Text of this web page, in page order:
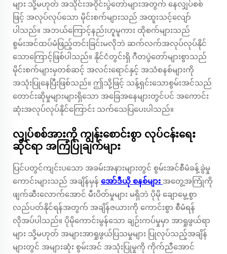
များ သို့မဟုတ် အသိုင်းအဝိုင်းပွဲတော်များအတွက် နေလျှပ်စစ်
ဖြင့် အလုပ်လုပ်သော မိုင်းစက်များသည် အထူးသင့်လျော်
ပါသည်။ အဘယ်ကြောင့်နည်းဟူမူကား ထိုစက်များသည်
စွမ်းအင်ထပ်မံဖြည့်တင်းခြင်းမလိုဘဲ ဆက်လက်အလုပ်လုပ်နိုင်
သောကြောင့်ဖြစ်ပါသည်။ နိုင်ငံတွင်းရှိ ဂီတပွဲတော်များစွာသည်
မိုင်းစက်များမှတစ်ဆင့် အလင်းရောင်နှင့် အသံစနစ်များကို
အသုံးပြုနေပြီးဖြစ်သည်။ ဤသို့ဖြင့် သန့်ရှင်းသောစွမ်းအင်သည်
တောင်းဆိုမှုများများရှိသော အခြေအနေများတွင်ပင် အကောင်း
ဆုံးအလုပ်လုပ်နိုင်ကြောင်း သက်သေပြပေးပါသည်။
လျှပ်စစ်အားကို ကျွန်းစောင်းစွာ လုပ်ငန်းရေး
ဆိုင်ရာ အကြံပြုချက်များ
ပြင်ပတွင်ကျင်းပသော အခမ်းအနားများတွင် စွမ်းအင်စီမံခန့်ခွဲမှု
ကောင်းများသည် အချိန်မှန် အော်ဒီယို စနစ်များ အတွေ့အကြုံကို
ဖျက်ဆီးလောက်အောင် မီးပိတ်မှုများ မရှိဘဲ ပိုမို ချောမွေ့စွာ
လည်ပတ်နိုင်ရန်အတွက် အချိန်ဇယားကို ကောင်းစွာ စီမံရန်
လိုအပ်ပါသည်။ ပိုမိုကောင်းမွန်သော ချဉ်းကပ်မှုမှာ အာရှုဖွယ်ရာ
များ သို့မဟုတ် အများအာရှုဖွယ်ပြသမှုများ ပြုလုပ်သည့်အချိန်
များတွင် အများဆုံး စွမ်းအင် အသုံးပြုမှုကို ကိုက်ညီအောင်